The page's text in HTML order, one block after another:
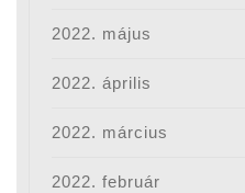
2022. május
2022. április
2022. március
2022. február